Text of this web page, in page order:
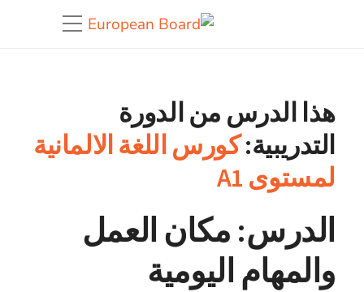
هذا الدرس من الدورة
التدريبية:كورس اللغة الالمانية
لمستوى A1
الدرس: مكان العمل
والمهام اليومية